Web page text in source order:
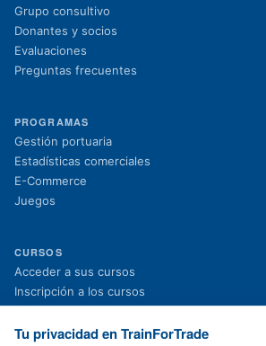
Grupo consultivo
Donantes y socios
Evaluaciones
Preguntas frecuentes
PROGRAMAS
Gestión portuaria
Estadísticas comerciales
E-Commerce
Juegos
CURSOS
Acceder a sus cursos
Inscripción a los cursos
Proyectos en curso
Proyectos finalizados
Tu privacidad en TrainForTrade